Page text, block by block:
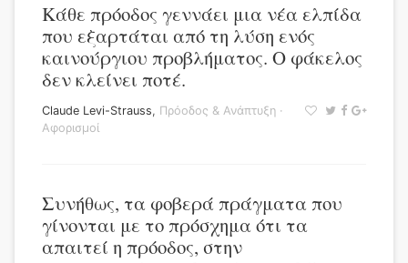
Κάθε πρόοδος γεννάει μια νέα ελπίδα
που εξαρτάται από τη λύση ενός
καινούργιου προβλήματος. Ο φάκελος
δεν κλείνει ποτέ.
Claude Levi-Strauss, Πρόοδος & Ανάπτυξη ·
Αφορισμοί
Συνήθως, τα φοβερά πράγματα που
γίνονται με το πρόσχημα ότι τα
απαιτεί η πρόοδος, στην